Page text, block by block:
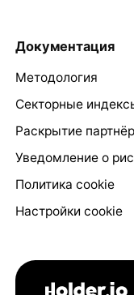
Документация
Методология
Секторные
Раскрытие
Уведомление о
Политика cookie
Настройки cookie